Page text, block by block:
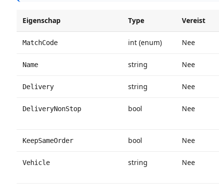
Eigenschap Type Vereist
MatchCode int (enum) Nee
Name string Nee
Delivery string Nee
DeliveryNonStop bool Nee
KeepSameOrder bool Nee
Vehicle string Nee